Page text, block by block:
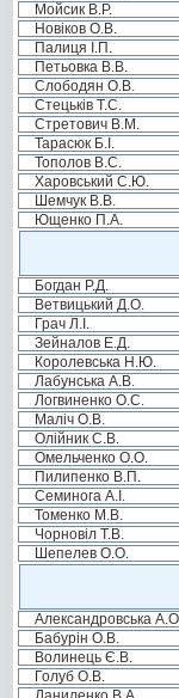
Мойсик В.Р.
Новіков О.В.
Палиця І.П.
Петьовка В.В.
Слободян О.В.
Стецьків Т.С.
Стретович В.М.
Тарасюк Б.І.
Тополов В.С.
Харовський С.Ю.
Шемчук В.В.
Ющенко П.А.
Богдан Р.Д.
Ветвицький Д.О.
Грач Л.І.
Зейналов Е.Д.
Королевська Н.Ю.
Лабунська А.В.
Логвиненко О.С.
Маліч О.В.
Олійник С.В.
Омельченко О.О.
Пилипенко В.П.
Семинога А.І.
Томенко М.В.
Чорновіл Т.В.
Шепелев О.О.
Александровська
Бабурін О.В.
Волинець Є.В.
Голуб О.В.